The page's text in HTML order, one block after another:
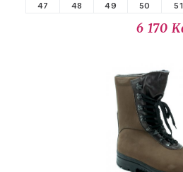
47 48 49 50 51
6 170